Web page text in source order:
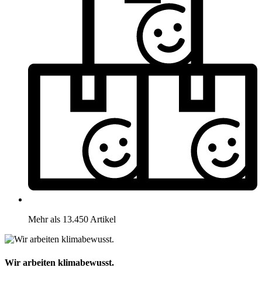
Mehr als 13.450 Artikel
Wir arbeiten klimabewusst.